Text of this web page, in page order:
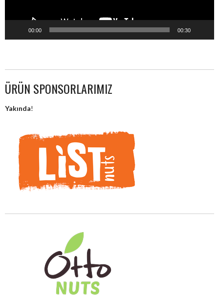
00:00 00:30
ÜRÜN SPONSORLARIMIZ
Yakında!